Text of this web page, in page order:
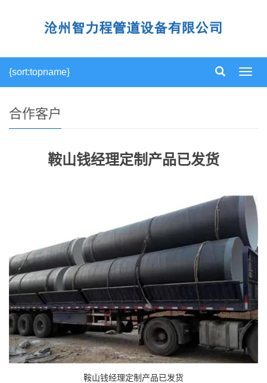
导
{sort:topname}
合作客户
鞍山钱经理定制产品已发货
鞍山钱经理定制产品已发货